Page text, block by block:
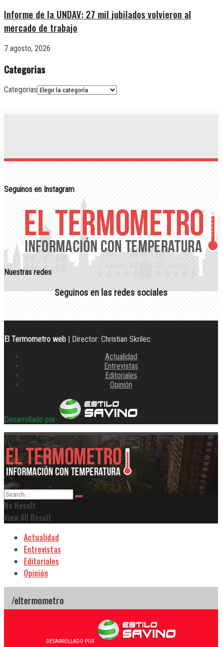
Informe de la UNDAV: 27 mil jubilados volvieron al
mercado de trabajo
7 agosto, 2026
Categorias
Categorias
Seguinos en Instagram
Nuestras redes
Seguinos en las redes sociales
El Termometro web | Director: Christian Skrilec
Actualidad
Entrevistas
Editoriales
Opinión
Desarrollado por
No Result
View All Result
Actualidad
Entrevistas
Editoriales
Opinión
DESARROLLADO POR